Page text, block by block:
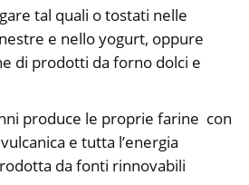
tal quali o tostati nelle
e nello yogurt, oppure
di prodotti da forno dolci e
produce le proprie farine con
e tutta l’energia
da fonti rinnovabili